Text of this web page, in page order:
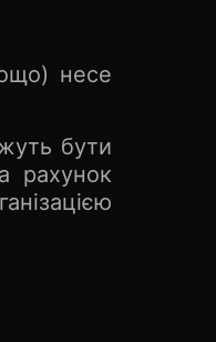
несе
бути
рахунок